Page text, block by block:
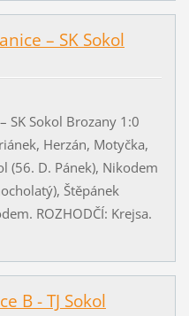
– SK Sokol
SK Sokol Brozany 1:0
Herzán, Motyčka,
(56. D. Pánek), Nikodem
Štěpánek
ROZHODČÍ: Krejsa.
B - TJ Sokol